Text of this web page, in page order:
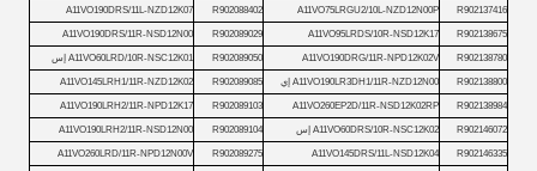
R902137416
A11VO75LRGU2/10L-NZD12N00P
R902088402
A11VO190DRS/11L-NZD12K07
R902138675
A11VO95LRDS/10R-NSD12K17
R902089029
A11VO190DRS/11R-NSD12N00
R902138780
A11VO190DRG/11R-NPD12K02V
R902089050 A11VO60LRD/10R-NSC12K01 إس
R902138800 A11VO190LR3DH1/11R-NZD12N00 إي R902089085
A11VO145LRH1/11R-NZD12K02
R902138984
A11VO260EP2D/11R-NSD12K02RP
R902089103
A11VO190LRH2/11R-NPD12K17
R902146072 A11VO60DRS/10R-NSC12K02 إس R902089104
A11VO190LRH2/11R-NSD12N00
R902146335
A11VO145DRS/11L-NSD12K04
R902089275
A11VO260LRD/11R-NPD12N00V